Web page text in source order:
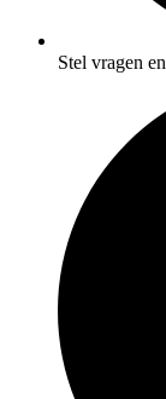
Stel vragen